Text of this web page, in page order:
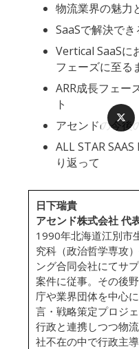
物流業界の魅力
SaaSで解決で
Vertical SaaSに
フェーズに至る
ARR成長フェー
ト
アセンドの今後
ALL STAR
り返って
日下瑞貴
アセンド株式会社 代
1990年北海道江別市
究科（政治哲学専攻
ング合同会社にてサ
案件に従事。その後
庁や業界団体を中心
言・戦略策定プロジェ
行政と連携しつつ物
社不在の中で行政主